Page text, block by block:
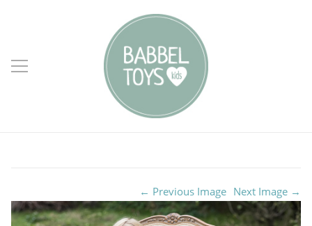
← Previous Image Next Image →